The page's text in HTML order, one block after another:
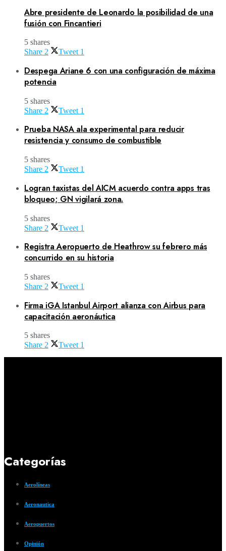
Abre presidente de Leonardo la posibilidad de una
fusión con Fincantieri
5 shares
Share 2 Tweet 1
Despega Ariane 6 con una configuración de máxima
potencia
5 shares
Share 2 Tweet 1
Prueba NASA ala experimental para reducir
resistencia y consumo de combustible
5 shares
Share 2 Tweet 1
Logran taxistas del AICM acuerdo contra apps tras
bloqueo; GN vigilará zona.
5 shares
Share 2 Tweet 1
Registra Aeropuerto de Heathrow su febrero más
concurrido en su historia
5 shares
Share 2 Tweet 1
Firma iGA Istanbul Airport alianza con Airbus para
capacitación aeronáutica
5 shares
Share 2 Tweet 1
Categorías
Aerolíneas
Aeronautica
Aeropuertos
Opinión